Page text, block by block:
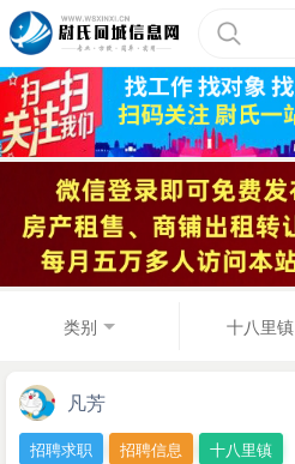
类别 十八里镇
凡芳
招聘求职 招聘信息 十八里镇